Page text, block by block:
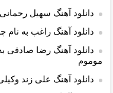
دانلود آهنگ سهیل
دانلود آهنگ راغب به نام
دانلود آهنگ رضا صادقی
موموم
دانلود آهنگ علی زند